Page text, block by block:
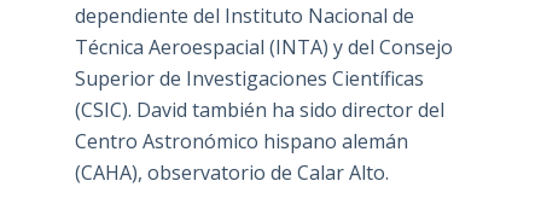
dependiente del Instituto Nacional de
Técnica Aeroespacial (INTA) y del Consejo
Superior de Investigaciones Científicas
(CSIC). David también ha sido director del
Centro Astronómico hispano alemán
(CAHA), observatorio de Calar Alto.